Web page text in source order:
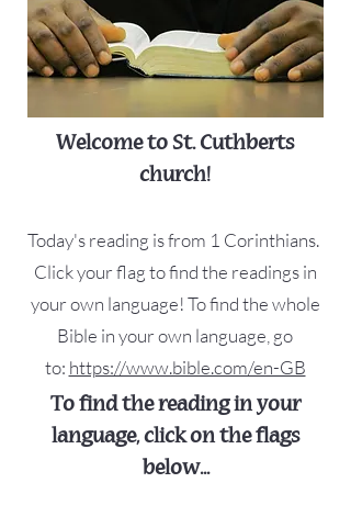
Welcome to St. Cuthberts
church!
Today's reading is from 1 Corinthians.
Click your flag to find the readings in
your own language! To find the whole
Bible in your own language, go
to: https://www.bible.com/en-GB
To find the reading in your
language, click on the flags
below...